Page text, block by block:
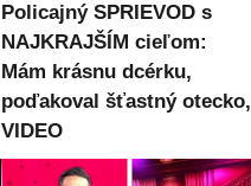
Policajný SPRIEVOD s
NAJKRAJŠÍM cieľom:
Mám krásnu dcérku,
poďakoval šťastný otecko,
VIDEO